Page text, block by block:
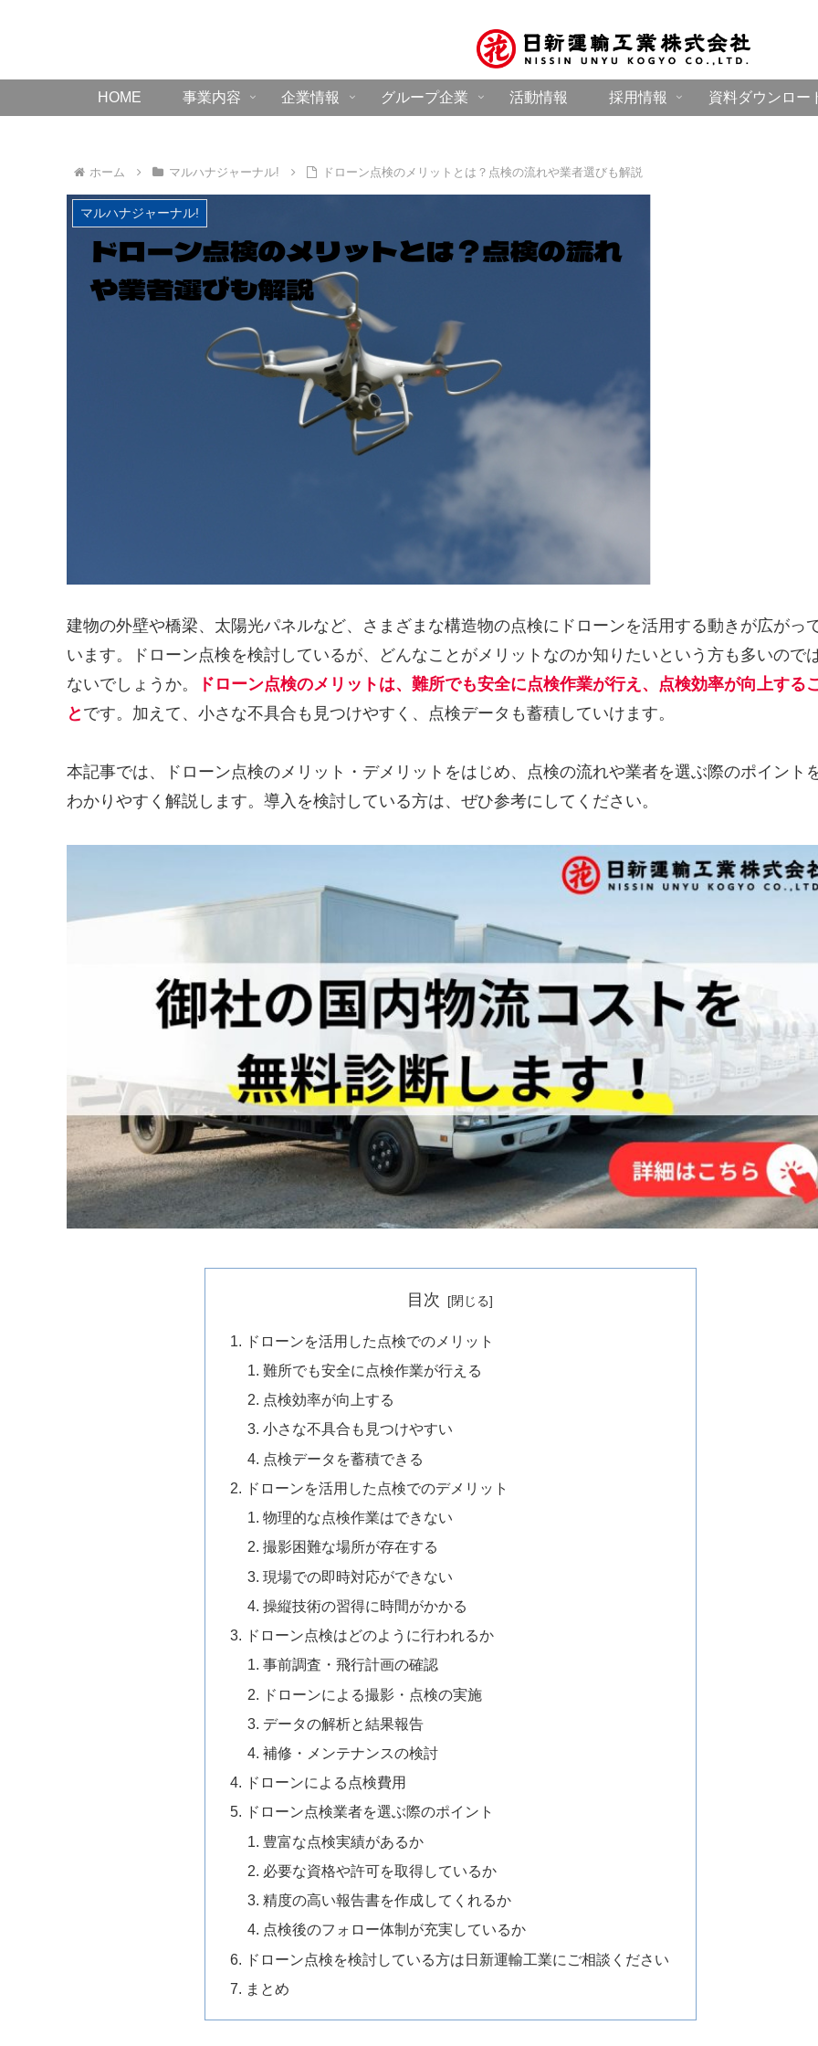
HOME 事業内容 企業情報 グループ企業 活動情報 採用情報 資料ダウンロー
ホーム マルハナジャーナル! ドローン点検のメリットとは？点検の流れや業者選びも解説
マルハナジャーナル!
建物の外壁や橋梁、太陽光パネルなど、さまざまな構造物の点検にドローンを活用する動きが広がっ
います。ドローン点検を検討しているが、どんなことがメリットなのか知りたいという方も多いので
ないでしょうか。
ドローン点検のメリットは、難所でも安全に点検作業が行え、点検効率が向上するこ
と です。加えて、小さな不具合も見つけやすく、点検データも蓄積していけます。
本記事では、ドローン点検のメリット・デメリットをはじめ、点検の流れや業者を選ぶ際のポイント
わかりやすく解説します。導入を検討している方は、ぜひ参考にしてください。
目次
ドローンを活用した点検でのメリット
難所でも安全に点検作業が行える
点検効率が向上する
小さな不具合も見つけやすい
点検データを蓄積できる
ドローンを活用した点検でのデメリット
物理的な点検作業はできない
撮影困難な場所が存在する
現場での即時対応ができない
操縦技術の習得に時間がかかる
ドローン点検はどのように行われるか
事前調査・飛行計画の確認
ドローンによる撮影・点検の実施
データの解析と結果報告
補修・メンテナンスの検討
ドローンによる点検費用
ドローン点検業者を選ぶ際のポイント
豊富な点検実績があるか
必要な資格や許可を取得しているか
精度の高い報告書を作成してくれるか
点検後のフォロー体制が充実しているか
ドローン点検を検討している方は日新運輸工業にご相談ください
まとめ